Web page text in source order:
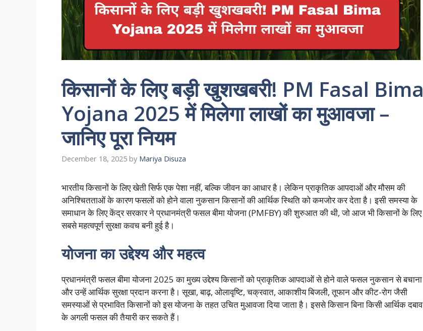
किसानों के लिए बड़ी खुशखबरी! PM Fasal Bima
Yojana 2025 में मिलेगा लाखों का मुआवजा –
जानिए पूरा नियम
December 18, 2025 by Mariya Disuza
भारतीय किसानों के लिए खेती सिर्फ एक पेशा नहीं, बल्कि जीवन का आधार है। लेकिन प्राकृतिक आपदाओं और मौसम की
अनिश्चितताओं के कारण फसलों को होने वाला नुकसान किसानों की आर्थिक स्थिति को कमजोर कर देता है। इसी समस्या के
समाधान के लिए केंद्र सरकार ने प्रधानमंत्री फसल बीमा योजना (PMFBY) की शुरुआत की थी, जो आज भी किसानों के लिए
सबसे महत्वपूर्ण सुरक्षा कवच बनी हुई है।
योजना का उद्देश्य और महत्व
प्रधानमंत्री फसल बीमा योजना 2025 का मुख्य उद्देश्य किसानों को प्राकृतिक आपदाओं से होने वाले फसल नुकसान से बचाना
और उन्हें आर्थिक सुरक्षा प्रदान करना है। सूखा, बाढ़, ओलावृष्टि, चक्रवात, आकाशीय बिजली, तूफान और कीट-रोग जैसी
समस्याओं से प्रभावित किसानों को इस योजना के तहत उचित मुआवजा दिया जाता है। इससे किसान बिना किसी आर्थिक दबाव
के अगली फसल की तैयारी कर सकते हैं।